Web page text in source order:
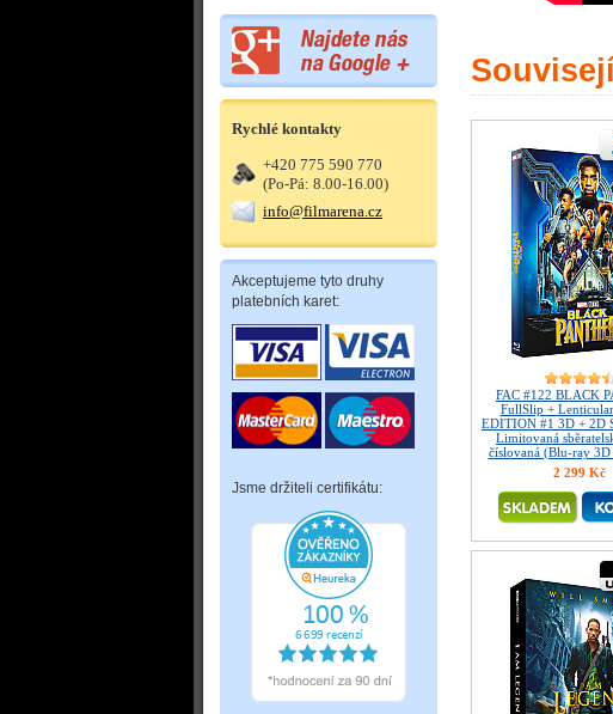
Rychlé kontakty
+420 775 590 770
(Po-Pá: 8.00-16.00)
info@filmarena.cz
Akceptujeme tyto druhy
platebních karet:
Jsme držiteli certifikátu:
FAC #122 BLACK
FullSlip +
EDITION #1 3D + 2D
Limitovaná
číslovaná (Blu-ray
2 299 Kč